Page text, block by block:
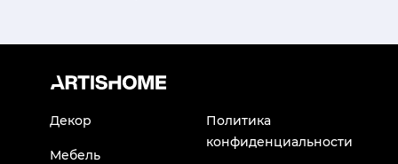
Декор
Мебель
Политика
конфиденциальности